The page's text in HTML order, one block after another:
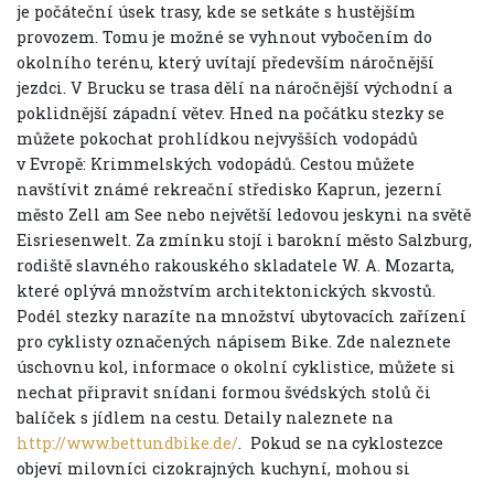
je počáteční úsek trasy, kde se setkáte s hustějším
provozem. Tomu je možné se vyhnout vybočením do
okolního terénu, který uvítají především náročnější
jezdci. V Brucku se trasa dělí na náročnější východní a
poklidnější západní větev. Hned na počátku stezky se
můžete pokochat prohlídkou nejvyšších vodopádů
v Evropě: Krimmelských vodopádů. Cestou můžete
navštívit známé rekreační středisko Kaprun, jezerní
město Zell am See nebo největší ledovou jeskyni na světě
Eisriesenwelt. Za zmínku stojí i barokní město Salzburg,
rodiště slavného rakouského skladatele W. A. Mozarta,
které oplývá množstvím architektonických skvostů.
Podél stezky narazíte na množství ubytovacích zařízení
pro cyklisty označených nápisem Bike. Zde naleznete
úschovnu kol, informace o okolní cyklistice, můžete si
nechat připravit snídani formou švédských stolů či
balíček s jídlem na cestu. Detaily naleznete na
http://www.bettundbike.de/. Pokud se na cyklostezce
objeví milovníci cizokrajných kuchyní, mohou si